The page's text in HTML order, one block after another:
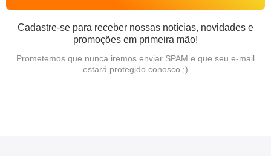
Cadastre-se para receber nossas notícias, novidades e
promoções em primeira mão!
Prometemos que nunca iremos enviar SPAM e que seu e-mail
estará protegido conosco ;)